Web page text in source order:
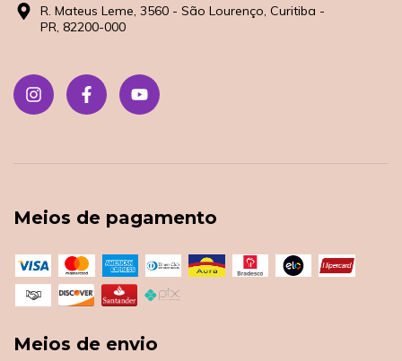
R. Mateus Leme, 3560 - São Lourenço, Curitiba -
PR, 82200-000
Meios de pagamento
Meios de envio